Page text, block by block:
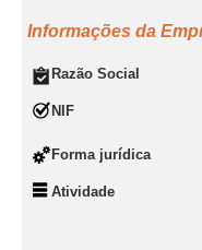
Informações da
Razão Social
NIF
Forma jurídica
Atividade